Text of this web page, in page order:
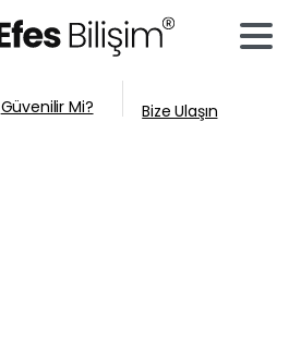
Güvenilir Mi? Bize Ulaşın